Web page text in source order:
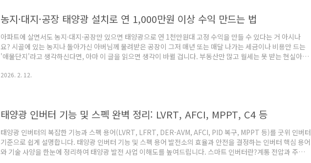
농지·대지·공장 태양광 설치로 연 1,000만원 이상 수익 만드는 법
아파트에 살면서도 농지·대지·공장만 있으면 태양광으로 연 1천만원대 고정 수익을 만들 수 있다는 거 아시나
요? 시골에 있는 농지나 돌아가신 아버님께 물려받은 공장이 그저 매년 또는 매달 나가는 세금이나 비용만 드는
'애물단지'라고 생각하신다면, 아마 이 글을 읽으면 생각이 바뀔 겁니다. 부동산만 많고 월세는 못 받는 현실아파
에서도 "시골에 땅이 좀 있긴 한데 뭐 할 건가…" 또는 "아버지한테 물려받은 창고가 있는데 지금 쓸 일이 없
2026. 2. 12.
태양광 인버터 기능 및 스펙 완벽 정리: LVRT, AFCI, MPPT, C4 등
태양광 인버터의 복잡한 기능과 스펙 용어(LVRT, LFRT, DER-AVM, AFCI, PID 복구, MPPT 등)를 굿위 인버터
기준으로 쉽게 설명합니다. 태양광 인버터 기능 및 스펙 용어 발전소의 효율과 안전을 결정하는 인버터 핵심 용어
와 기술 사양을 한눈에 정리하여 태양광 발전 사업 이해도를 높여드립니다. 스마트 인버터란?계통 전압과 주파수